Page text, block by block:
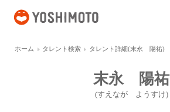
ホーム タレント検索 タレント詳細(末永 陽祐)
末永 陽祐
(すえなが ようすけ)